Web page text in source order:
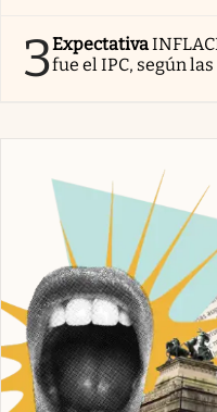
3Expectativa
fue el IPC, según